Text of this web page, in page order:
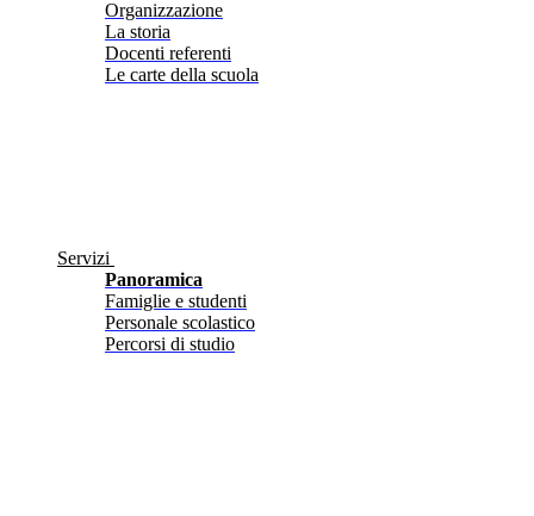
Organizzazione
La storia
Docenti referenti
Le carte della scuola
Servizi
Panoramica
Famiglie e studenti
Personale scolastico
Percorsi di studio